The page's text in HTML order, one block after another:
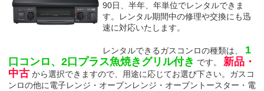
90日、半年、年単位でレンタルできま
す。レンタル期間中の修理や交換にも迅
速に対応いたします。
レンタルできるガスコンロの種類は、
1
口コンロ、2口プラス魚焼きグリル付き です。
新品・
中古 から選択できますので、用途に応じてお選び下さい。ガスコ
ンロの他に電子レンジ・オーブンレンジ・オーブントースター・電